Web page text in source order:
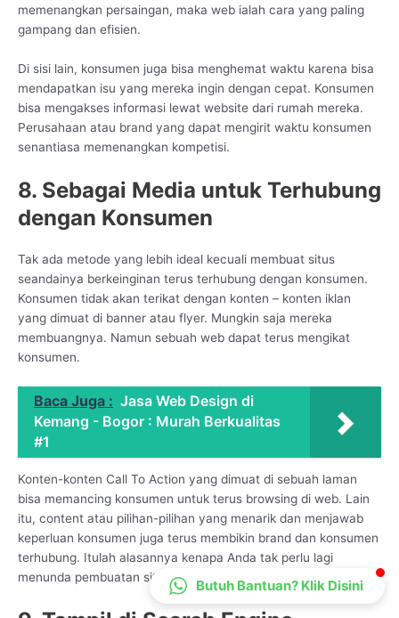
memenangkan persaingan, maka web ialah cara yang paling
gampang dan efisien.
Di sisi lain, konsumen juga bisa menghemat waktu karena bisa
mendapatkan isu yang mereka ingin dengan cepat. Konsumen
bisa mengakses informasi lewat website dari rumah mereka.
Perusahaan atau brand yang dapat mengirit waktu konsumen
senantiasa memenangkan kompetisi.
8. Sebagai Media untuk Terhubung
dengan Konsumen
Tak ada metode yang lebih ideal kecuali membuat situs
seandainya berkeinginan terus terhubung dengan konsumen.
Konsumen tidak akan terikat dengan konten – konten iklan
yang dimuat di banner atau flyer. Mungkin saja mereka
membuangnya. Namun sebuah web dapat terus mengikat
konsumen.
Baca Juga : Jasa Web Design di
Kemang - Bogor : Murah Berkualitas
#1
Konten-konten Call To Action yang dimuat di sebuah laman
bisa memancing konsumen untuk terus browsing di web. Lain
itu, content atau pilihan-pilihan yang menarik dan menjawab
keperluan konsumen juga terus membikin brand dan konsumen
terhubung. Itulah alasannya kenapa Anda tak perlu lagi
menunda pembuatan situs di layanan kami.
Online
Butuh Bantuan? Klik Disini